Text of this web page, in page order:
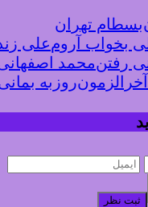
بسطام تهران
علی
محمد
روزبه
ثبت نظر